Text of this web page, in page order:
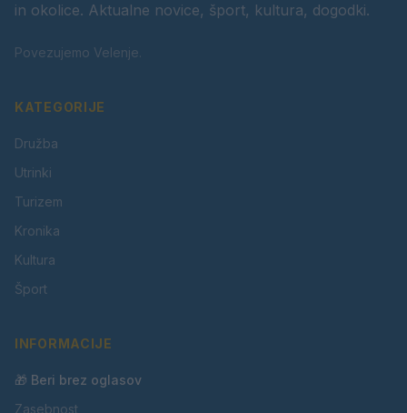
in okolice. Aktualne novice, šport, kultura, dogodki.
Povezujemo Velenje.
KATEGORIJE
Družba
Utrinki
Turizem
Kronika
Kultura
Šport
INFORMACIJE
🎁 Beri brez oglasov
Zasebnost